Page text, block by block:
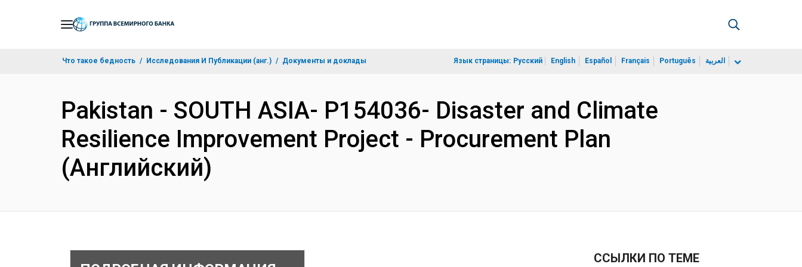
Что такое бедность Исследования И Публикации (анг.) Документы и доклады Язык страницы: Русский English Español Français Português العربية
Pakistan - SOUTH ASIA- P154036- Disaster and Climate
Resilience Improvement Project - Procurement Plan
(Английский)
ССЫЛКИ ПО ТЕМЕ